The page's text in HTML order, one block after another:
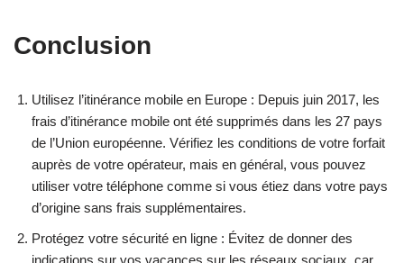
Conclusion
Utilisez l’itinérance mobile en Europe : Depuis juin 2017, les
frais d’itinérance mobile ont été supprimés dans les 27 pays
de l’Union européenne. Vérifiez les conditions de votre forfait
auprès de votre opérateur, mais en général, vous pouvez
utiliser votre téléphone comme si vous étiez dans votre pays
d’origine sans frais supplémentaires.
Protégez votre sécurité en ligne : Évitez de donner des
indications sur vos vacances sur les réseaux sociaux, car